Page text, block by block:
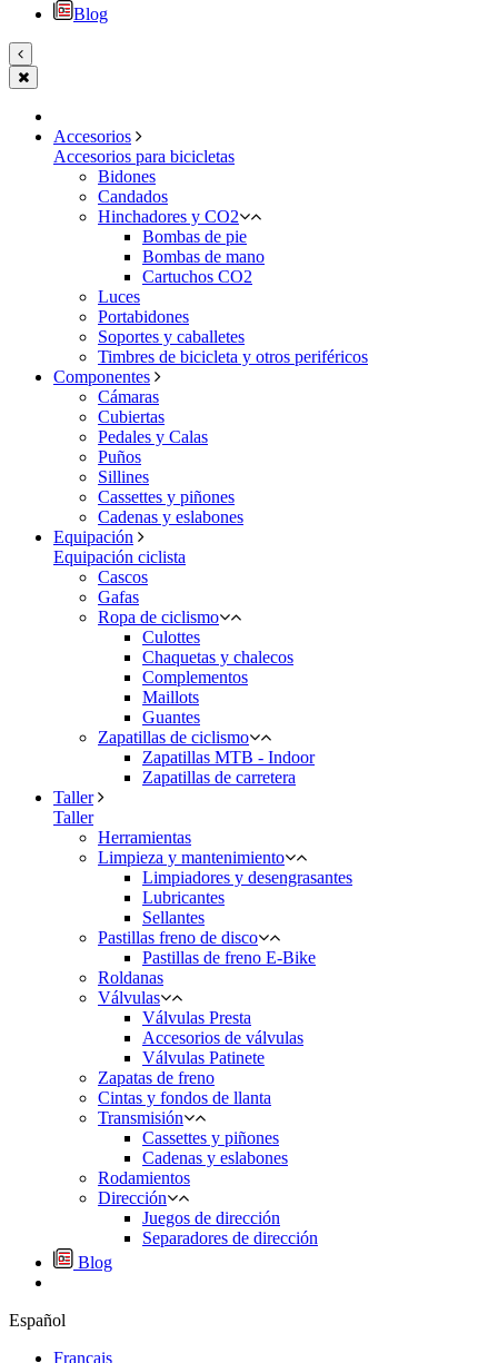
Blog
Accesorios
Accesorios para bicicletas
Bidones
Candados
Hinchadores y CO2
Bombas de pie
Bombas de mano
Cartuchos CO2
Luces
Portabidones
Soportes y caballetes
Timbres de bicicleta y otros periféricos
Componentes
Cámaras
Cubiertas
Pedales y Calas
Puños
Sillines
Cassettes y piñones
Cadenas y eslabones
Equipación
Equipación ciclista
Cascos
Gafas
Ropa de ciclismo
Culottes
Chaquetas y chalecos
Complementos
Maillots
Guantes
Zapatillas de ciclismo
Zapatillas MTB - Indoor
Zapatillas de carretera
Taller
Taller
Herramientas
Limpieza y mantenimiento
Limpiadores y desengrasantes
Lubricantes
Sellantes
Pastillas freno de disco
Pastillas de freno E-Bike
Roldanas
Válvulas
Válvulas Presta
Accesorios de válvulas
Válvulas Patinete
Zapatas de freno
Cintas y fondos de llanta
Transmisión
Cassettes y piñones
Cadenas y eslabones
Rodamientos
Dirección
Juegos de dirección
Separadores de dirección
Blog
Español
Français